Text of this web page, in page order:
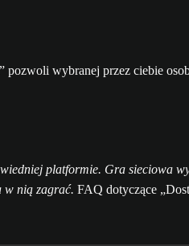
wybranej przez ciebie
platformie. Gra sieciowa
w nią zagrać. FAQ dotyczące